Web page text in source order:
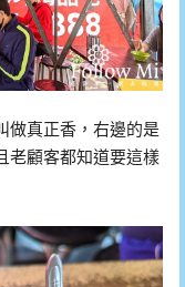
做真正香，右邊的是
老顧客都知道要這樣